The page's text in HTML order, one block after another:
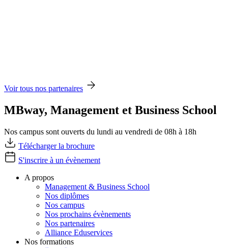
Voir tous nos partenaires
MBway, Management et Business School
Nos campus sont ouverts du lundi au vendredi de 08h à 18h
Télécharger la brochure
S'inscrire à un évènement
A propos
Management & Business School
Nos diplômes
Nos campus
Nos prochains évènements
Nos partenaires
Alliance Eduservices
Nos formations